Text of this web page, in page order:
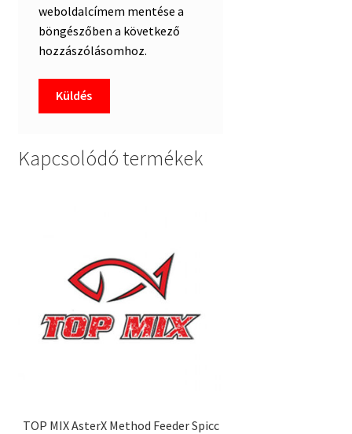
weboldalcímem mentése a
böngészőben a következő
hozzászólásomhoz.
Kapcsolódó termékek
TOP MIX AsterX Method Feeder Spicc